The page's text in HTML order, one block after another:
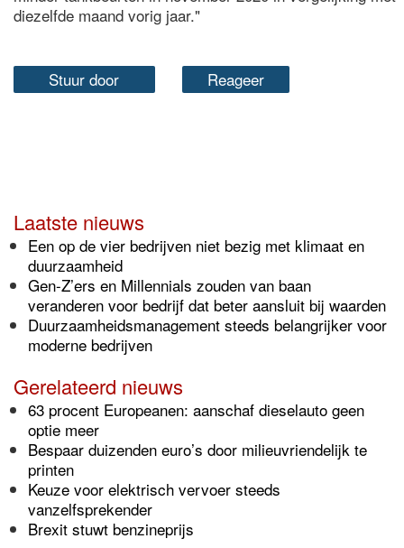
diezelfde maand vorig jaar."
Stuur door Reageer
Laatste nieuws
Een op de vier bedrijven niet bezig met klimaat en
duurzaamheid
Gen-Z’ers en Millennials zouden van baan
veranderen voor bedrijf dat beter aansluit bij waarden
Duurzaamheidsmanagement steeds belangrijker voor
moderne bedrijven
Gerelateerd nieuws
63 procent Europeanen: aanschaf dieselauto geen
optie meer
Bespaar duizenden euro’s door milieuvriendelijk te
printen
Keuze voor elektrisch vervoer steeds
vanzelfsprekender
Brexit stuwt benzineprijs